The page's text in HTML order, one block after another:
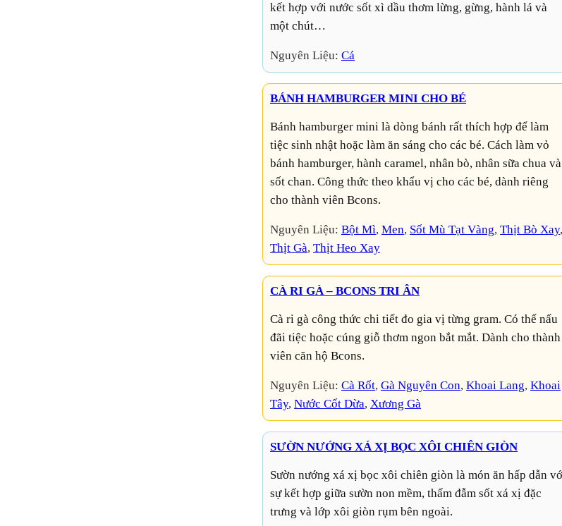
kết hợp với nước sốt xì dầu thơm lừng, gừng, hành lá và
một chút…
Nguyên Liệu: Cá
BÁNH HAMBURGER MINI CHO BÉ
Bánh hamburger mini là dòng bánh rất thích hợp để làm
tiệc sinh nhật hoặc làm ăn sáng cho các bé. Cách làm vỏ
bánh hamburger, hành caramel, nhân bò, nhân sữa chua và
sốt chan. Công thức theo khẩu vị cho các bé, dành riêng
cho thành viên Bcons.
Nguyên Liệu: Bột Mì, Men, Sốt Mù Tạt Vàng, Thịt Bò Xay
Thịt Gà, Thịt Heo Xay
CÀ RI GÀ – BCONS TRI ÂN
Cà ri gà công thức chi tiết đo gia vị từng gram. Có thể nấu
đãi tiệc hoặc cúng giỗ thơm ngon bắt mắt. Dành cho thành
viên căn hộ Bcons.
Nguyên Liệu: Cà Rốt, Gà Nguyên Con, Khoai Lang, Khoai
Tây, Nước Cốt Dừa, Xương Gà
SƯỜN NƯỚNG XÁ XỊ BỌC XÔI CHIÊN GIÒN
Sườn nướng xá xị bọc xôi chiên giòn là món ăn hấp dẫn với
sự kết hợp giữa sườn non mềm, thấm đẫm sốt xá xị đặc
trưng và lớp xôi giòn rụm bên ngoài.